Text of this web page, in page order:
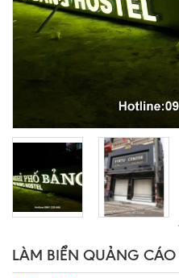
LÀM BIỂN QUẢNG